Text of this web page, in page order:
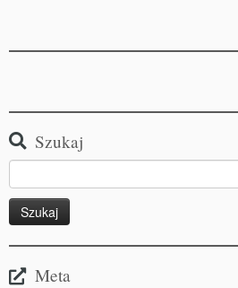
Szukaj
Meta